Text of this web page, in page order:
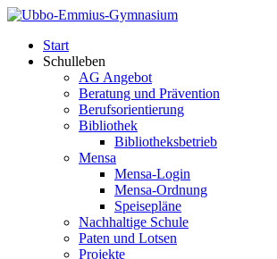
Start
Schulleben
AG Angebot
Beratung und Prävention
Berufsorientierung
Bibliothek
Bibliotheksbetrieb
Mensa
Mensa-Login
Mensa-Ordnung
Speisepläne
Nachhaltige Schule
Paten und Lotsen
Projekte